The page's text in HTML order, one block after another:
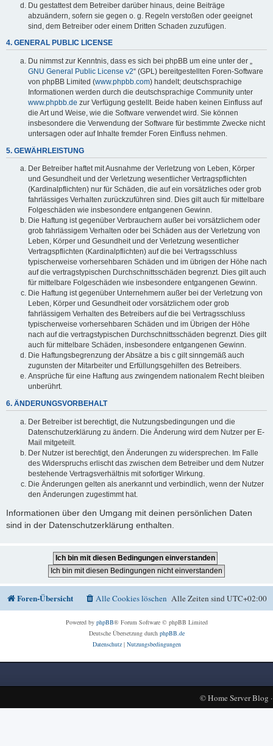
Du gestattest dem Betreiber darüber hinaus, deine Beiträge
abzuändern, sofern sie gegen o. g. Regeln verstoßen oder geeignet
sind, dem Betreiber oder einem Dritten Schaden zuzufügen.
4. GENERAL PUBLIC LICENSE
Du nimmst zur Kenntnis, dass es sich bei phpBB um eine unter der „
GNU General Public License v2“ (GPL) bereitgestellten Foren-Software
von phpBB Limited (www.phpbb.com) handelt; deutschsprachige
Informationen werden durch die deutschsprachige Community unter
www.phpbb.de zur Verfügung gestellt. Beide haben keinen Einfluss auf
die Art und Weise, wie die Software verwendet wird. Sie können
insbesondere die Verwendung der Software für bestimmte Zwecke nicht
untersagen oder auf Inhalte fremder Foren Einfluss nehmen.
5. GEWÄHRLEISTUNG
Der Betreiber haftet mit Ausnahme der Verletzung von Leben, Körper
und Gesundheit und der Verletzung wesentlicher Vertragspflichten
(Kardinalpflichten) nur für Schäden, die auf ein vorsätzliches oder grob
fahrlässiges Verhalten zurückzuführen sind. Dies gilt auch für mittelbare
Folgeschäden wie insbesondere entgangenen Gewinn.
Die Haftung ist gegenüber Verbrauchern außer bei vorsätzlichem oder
grob fahrlässigem Verhalten oder bei Schäden aus der Verletzung von
Leben, Körper und Gesundheit und der Verletzung wesentlicher
Vertragspflichten (Kardinalpflichten) auf die bei Vertragsschluss
typischerweise vorhersehbaren Schäden und im übrigen der Höhe nach
auf die vertragstypischen Durchschnittsschäden begrenzt. Dies gilt auch
für mittelbare Folgeschäden wie insbesondere entgangenen Gewinn.
Die Haftung ist gegenüber Unternehmern außer bei der Verletzung von
Leben, Körper und Gesundheit oder vorsätzlichem oder grob
fahrlässigem Verhalten des Betreibers auf die bei Vertragsschluss
typischerweise vorhersehbaren Schäden und im Übrigen der Höhe
nach auf die vertragstypischen Durchschnittsschäden begrenzt. Dies gilt
auch für mittelbare Schäden, insbesondere entgangenen Gewinn.
Die Haftungsbegrenzung der Absätze a bis c gilt sinngemäß auch
zugunsten der Mitarbeiter und Erfüllungsgehilfen des Betreibers.
Ansprüche für eine Haftung aus zwingendem nationalem Recht bleiben
unberührt.
6. ÄNDERUNGSVORBEHALT
Der Betreiber ist berechtigt, die Nutzungsbedingungen und die
Datenschutzerklärung zu ändern. Die Änderung wird dem Nutzer per E-
Mail mitgeteilt.
Der Nutzer ist berechtigt, den Änderungen zu widersprechen. Im Falle
des Widerspruchs erlischt das zwischen dem Betreiber und dem Nutzer
bestehende Vertragsverhältnis mit sofortiger Wirkung.
Die Änderungen gelten als anerkannt und verbindlich, wenn der Nutzer
den Änderungen zugestimmt hat.
Informationen über den Umgang mit deinen persönlichen Daten
sind in der Datenschutzerklärung enthalten.
Foren-Übersicht Alle Zeiten sindUTC+02:00
Alle Cookies löschen
Powered by phpBB® Forum Software © phpBB Limited
Deutsche Übersetzung durch phpBB.de
Datenschutz| Nutzungsbedingungen
©Home Server Blog